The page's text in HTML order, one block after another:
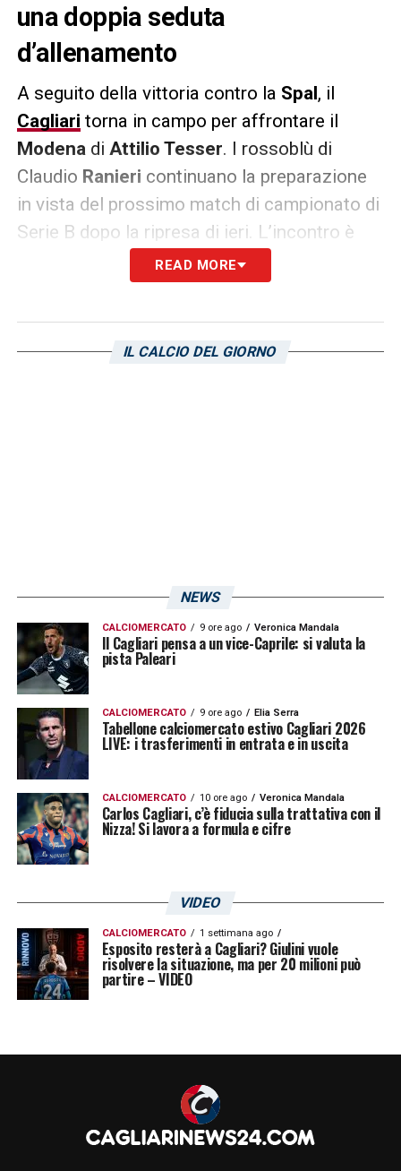
una doppia seduta
d’allenamento
A seguito della vittoria contro la Spal, il
Cagliari torna in campo per affrontare il
Modena di Attilio Tesser. I rossoblù di
Claudio Ranieri continuano la preparazione
in vista del prossimo match di campionato di
Serie B dopo la ripresa di ieri. L’incontro è
valevole per la 23esima giornata. Il Cagliari
cerca la prima vittoria in trasferta sotto la
Braglia. Il match è in programma per questo
READ MORE
IL CALCIO DEL GIORNO
NEWS
CALCIOMERCATO 9 ore ago Veronica Mandala
Il Cagliari pensa a un vice-Caprile: si valuta la
pista Paleari
CALCIOMERCATO 9 ore ago Elia Serra
Tabellone calciomercato estivo Cagliari 2026
LIVE: i trasferimenti in entrata e in uscita
CALCIOMERCATO 10 ore ago Veronica Mandala
Carlos Cagliari, c’è fiducia sulla trattativa con il
Nizza! Si lavora a formula e cifre
VIDEO
CALCIOMERCATO 1 settimana ago
Esposito resterà a Cagliari? Giulini vuole
risolvere la situazione, ma per 20 milioni può
partire – VIDEO